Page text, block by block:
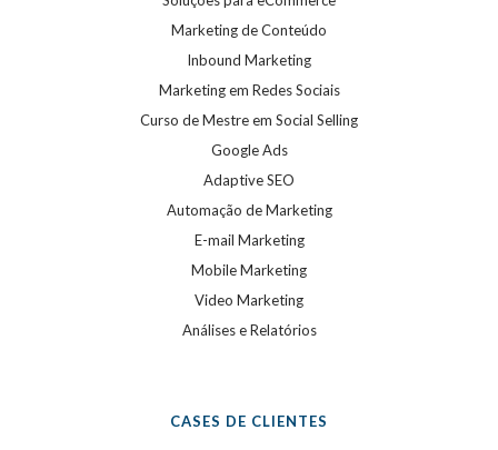
Marketing de Conteúdo
Inbound Marketing
Marketing em Redes Sociais
Curso de Mestre em Social Selling
Google Ads
Adaptive SEO
Automação de Marketing
E-mail Marketing
Mobile Marketing
Video Marketing
Análises e Relatórios
CASES DE CLIENTES